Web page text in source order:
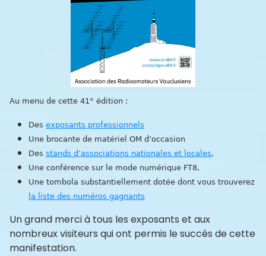
Au menu de cette 41° édition :
Des exposants professionnels
Une brocante de matériel OM d’occasion
Des stands d’associations nationales et locales,
Une conférence sur le mode numérique FT8,
Une tombola substantiellement dotée dont vous trouverez
la liste des numéros gagnants
Un grand merci à tous les exposants et aux
nombreux visiteurs qui ont permis le succès de cette
manifestation.